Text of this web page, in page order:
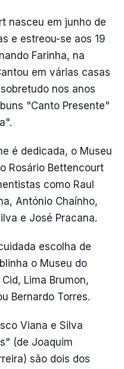
nasceu em junho de
e estreou-se aos 19
Farinha, na
em várias casas
nos anos
"Canto Presente"
é dedicada, o Museu
Rosário Bettencourt
como Raul
António Chaínho,
e José Pracana.
escolha de
o Museu do
Lima Brumon,
Bernardo Torres.
Viana e Silva
(de Joaquim
são dois dos